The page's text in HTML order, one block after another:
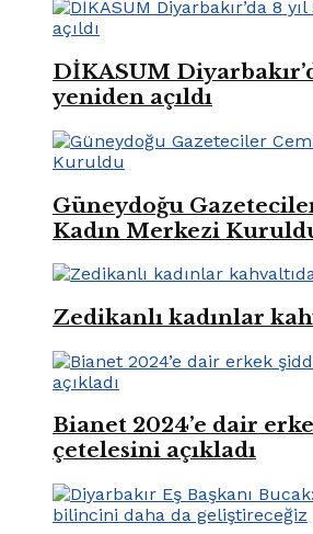
DİKASUM
yeniden açıldı
Güneydoğu
Kadın Merkezi
Zedikanlı kadınlar
Bianet 2024’e dair
çetelesini açıkladı